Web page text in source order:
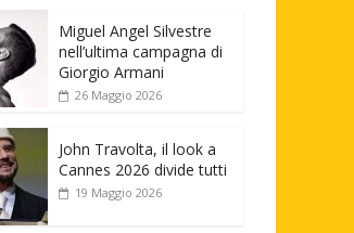
Miguel Angel Silvestre
nell’ultima campagna di
Giorgio Armani
26 Maggio 2026
John Travolta, il look a
Cannes 2026 divide tutti
19 Maggio 2026